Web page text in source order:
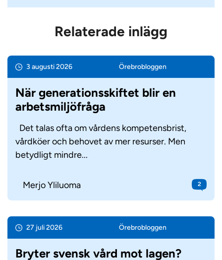
Relaterade inlägg
3 augusti 2026 Örebro­bloggen
När generationsskiftet blir en
arbetsmiljöfråga
Det talas ofta om vårdens kompetensbrist,
vårdköer och behovet av mer resurser. Men
betydligt mindre...
Merjo Yliluoma 2
27 juli 2026 Örebro­bloggen
Bryter svensk vård mot lagen?